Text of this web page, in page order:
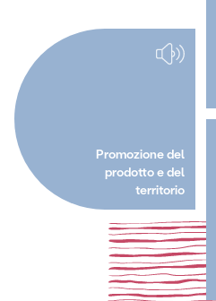
Promozione del
prodotto e del
territorio